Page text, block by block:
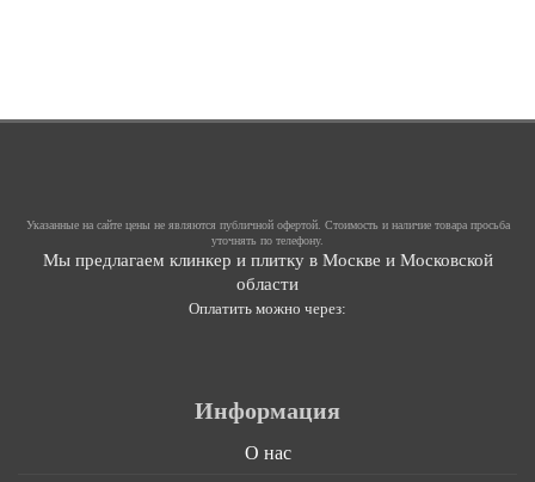
Указанные на сайте цены не являются публичной офертой. Стоимость и наличие товара просьба
уточнять по телефону.
Мы предлагаем клинкер и плитку в Москве и Московской
области
Оплатить можно через:
Информация
О нас